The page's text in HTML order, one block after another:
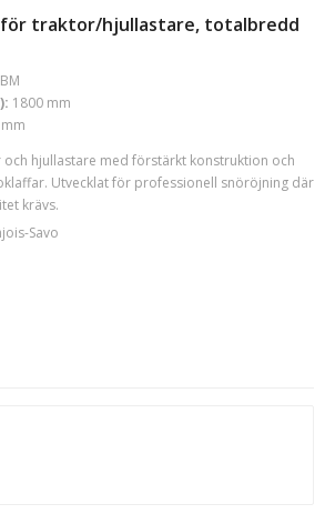
för traktor/hjullastare, totalbredd
1800 mm
hjullastare med förstärkt konstruktion och
Utvecklat för professionell snöröjning där
krävs.
Savo